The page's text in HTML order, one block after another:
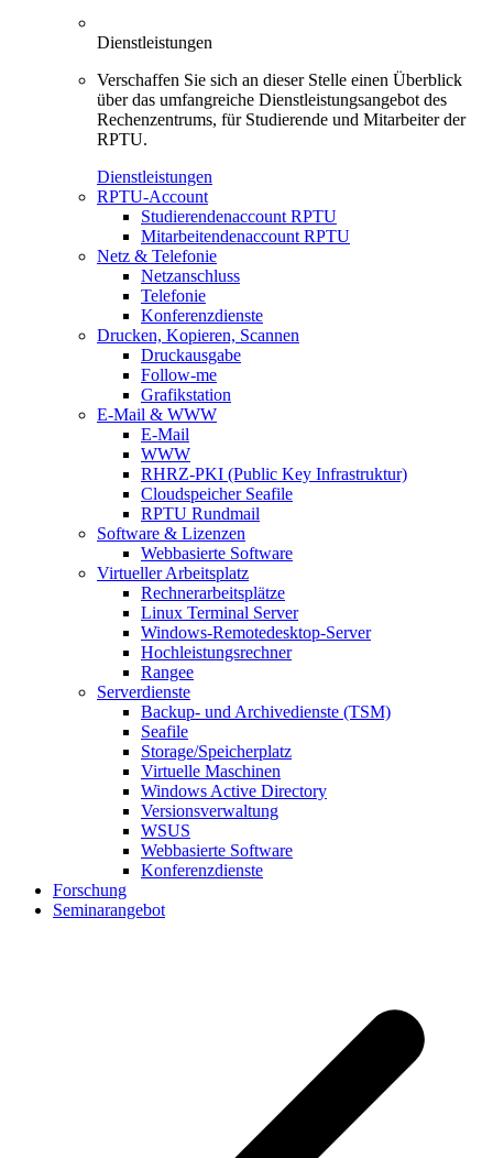
Dienstleistungen
Verschaffen Sie sich an dieser Stelle einen Überblick
über das umfangreiche Dienstleistungsangebot des
Rechenzentrums, für Studierende und Mitarbeiter der
RPTU.
Dienstleistungen
RPTU-Account
Studierendenaccount RPTU
Mitarbeitendenaccount RPTU
Netz & Telefonie
Netzanschluss
Telefonie
Konferenzdienste
Drucken, Kopieren, Scannen
Druckausgabe
Follow-me
Grafikstation
E-Mail & WWW
E-Mail
WWW
RHRZ-PKI (Public Key Infrastruktur)
Cloudspeicher Seafile
RPTU Rundmail
Software & Lizenzen
Webbasierte Software
Virtueller Arbeitsplatz
Rechnerarbeitsplätze
Linux Terminal Server
Windows-Remotedesktop-Server
Hochleistungsrechner
Rangee
Serverdienste
Backup- und Archivedienste (TSM)
Seafile
Storage/Speicherplatz
Virtuelle Maschinen
Windows Active Directory
Versionsverwaltung
WSUS
Webbasierte Software
Konferenzdienste
Forschung
Seminarangebot